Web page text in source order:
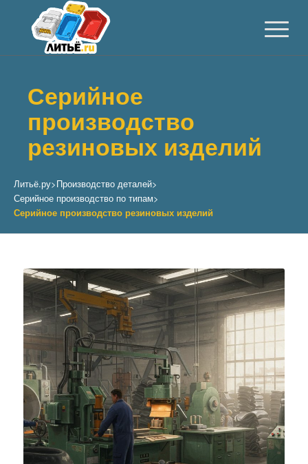
Серийное
производство
резиновых изделий
Литьё.ру>Производство деталей>
Серийное производство по типам>
Серийное производство резиновых изделий